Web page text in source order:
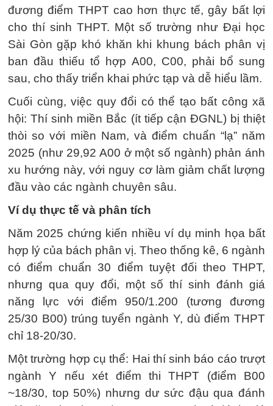
đương điểm THPT cao hơn thực tế, gây bất lợi
cho thí sinh THPT. Một số trường như Đại học
Sài Gòn gặp khó khăn khi khung bách phân vị
ban đầu thiếu tổ hợp A00, C00, phải bổ sung
sau, cho thấy triển khai phức tạp và dễ hiểu lầm.
Cuối cùng, việc quy đổi có thể tạo bất công xã
hội: Thí sinh miền Bắc (ít tiếp cận ĐGNL) bị thiệt
thòi so với miền Nam, và điểm chuẩn “lạ” năm
2025 (như 29,92 A00 ở một số ngành) phản ánh
xu hướng này, với nguy cơ làm giảm chất lượng
đầu vào các ngành chuyên sâu.
Ví dụ thực tế và phân tích
Năm 2025 chứng kiến nhiều ví dụ minh họa bất
hợp lý của bách phân vị. Theo thống kê, 6 ngành
có điểm chuẩn 30 điểm tuyệt đối theo THPT,
nhưng qua quy đổi, một số thí sinh đánh giá
năng lực với điểm 950/1.200 (tương đương
25/30 B00) trúng tuyển ngành Y, dù điểm THPT
chỉ 18-20/30.
Một trường hợp cụ thể: Hai thí sinh báo cáo trượt
ngành Y nếu xét điểm thi THPT (điểm B00
~18/30, top 50%) nhưng dư sức đậu qua đánh